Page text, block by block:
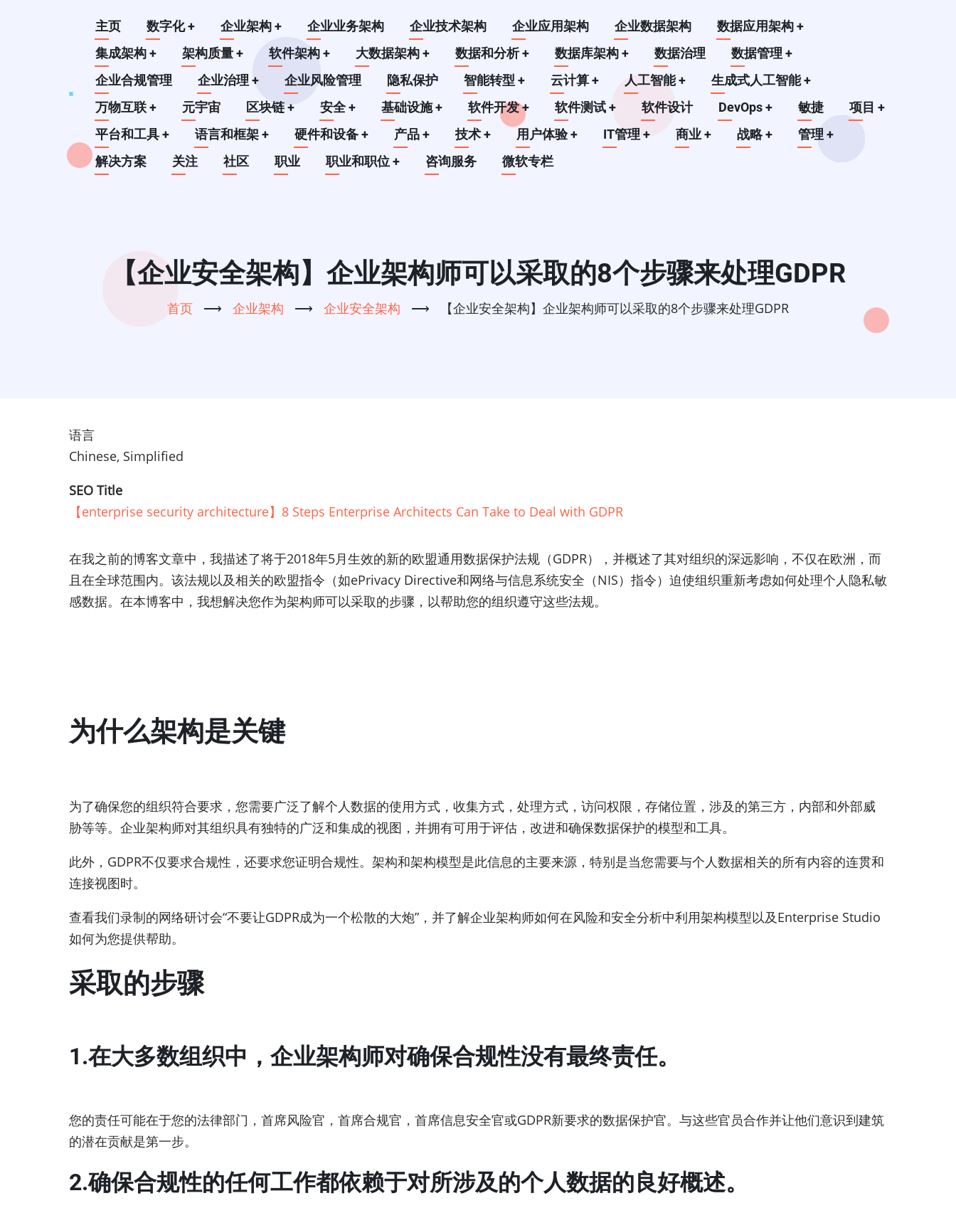
Main
navigation
主页 数字化+ 企业架构+ 企业业务架构 企业技术架构 企业应用架构 企业数据架构 数据应用架构+
集成架构+ 架构质量+ 软件架构+ 大数据架构+ 数据和分析+ 数据库架构+ 数据治理 数据管理+
企业合规管理
企业治理+ 企业风险管理 隐私保护 智能转型+ 云计算+ 人工智能+ 生成式人工智能+
万物互联+ 元宇宙 区块链+ 安全+ 基础设施+ 软件开发+ 软件测试+ 软件设计 DevOps+ 敏捷 项目+
平台和工具+ 语言和框架+ 硬件和设备+ 产品+ 技术+ 用户体验+ IT管理+ 商业+ 战略+ 管理+
解决方案
关注 社区 职业 职业和职位+ 咨询服务 微软专栏
【企业安全架构】企业架构师可以采取的8个步骤来处理GDPR
首页 ⟶ 企业架构 ⟶ 企业安全架构 ⟶ 【企业安全架构】企业架构师可以采取的8个步骤来处理GDPR
语言
Chinese, Simplified
SEO Title
【enterprise security architecture】8 Steps Enterprise Architects Can Take to Deal with GDPR
在我之前的博客文章中，我描述了将于2018年5月生效的新的欧盟通用数据保护法规（GDPR），并概述了其对组织的深远影响，不仅在欧洲，而
且在全球范围内。该法规以及相关的欧盟指令（如ePrivacy Directive和网络与信息系统安全（NIS）指令）迫使组织重新考虑如何处理个人隐私敏
感数据。在本博客中，我想解决您作为架构师可以采取的步骤，以帮助您的组织遵守这些法规。
为什么架构是关键
为了确保您的组织符合要求，您需要广泛了解个人数据的使用方式，收集方式，处理方式，访问权限，存储位置，涉及的第三方，内部和外部威
胁等等。企业架构师对其组织具有独特的广泛和集成的视图，并拥有可用于评估，改进和确保数据保护的模型和工具。
此外，GDPR不仅要求合规性，还要求您证明合规性。架构和架构模型是此信息的主要来源，特别是当您需要与个人数据相关的所有内容的连贯和
连接视图时。
查看我们录制的网络研讨会“不要让GDPR成为一个松散的大炮”，并了解企业架构师如何在风险和安全分析中利用架构模型以及Enterprise Studio
如何为您提供帮助。
采取的步骤
1.在大多数组织中，企业架构师对确保合规性没有最终责任。
您的责任可能在于您的法律部门，首席风险官，首席合规官，首席信息安全官或GDPR新要求的数据保护官。与这些官员合作并让他们意识到建筑
的潜在贡献是第一步。
2.确保合规性的任何工作都依赖于对所涉及的个人数据的良好概述。